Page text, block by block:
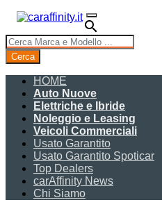
search
Cerca
HOME
Auto Nuove
Elettriche e Ibride
Noleggio e Leasing
Veicoli Commerciali
Usato Garantito
Usato Garantito Spoticar
Top Dealers
carAffinity News
Chi Siamo